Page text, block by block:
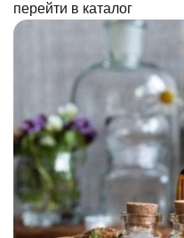
перейти в каталог